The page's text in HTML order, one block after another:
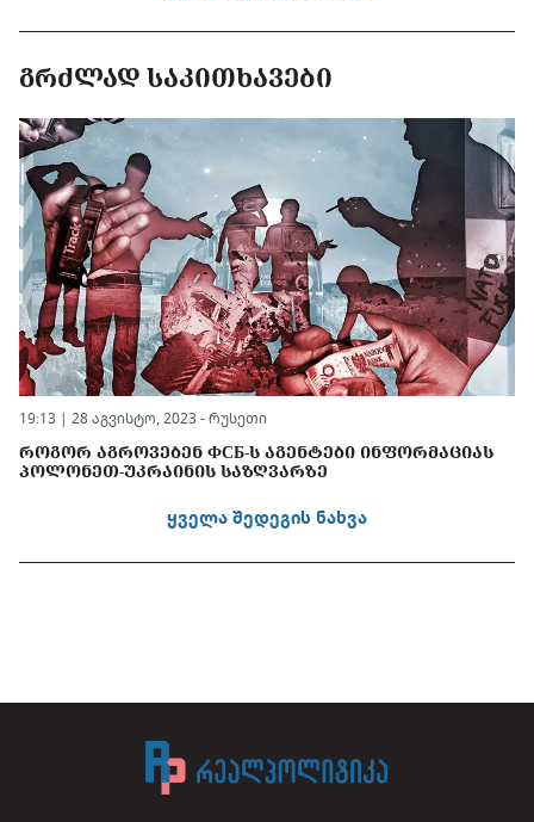
ᲒᲠᲫᲚᲐᲓ ᲡᲐᲙᲘᲗᲮᲐᲕᲔᲑᲘ
19:13 | 28 აგვისტო, 2023 - რუსეთი
ᲠᲝᲒᲝᲠ ᲐᲒᲠᲝᲕᲔᲑᲔᲜ ФСБ-Ს ᲐᲒᲔᲜᲢᲔᲑᲘ ᲘᲜᲤᲝᲠᲛᲐᲪᲘᲐᲡ
ᲞᲝᲚᲝᲜᲔᲗ-ᲣᲙᲠᲐᲘᲜᲘᲡ ᲡᲐᲖᲦᲕᲐᲠᲖᲔ
ყველა შედეგის ნახვა